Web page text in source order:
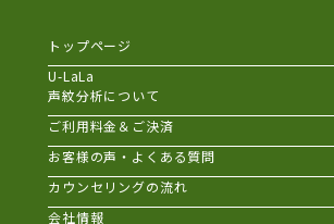
トップページ
U-LaLa
声紋分析について
ご利用料金＆ご決済
お客様の声・よくある質問
カウンセリングの流れ
会社情報